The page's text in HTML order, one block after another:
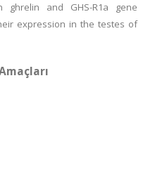
and GHS-R1a gene
expression in the testes of